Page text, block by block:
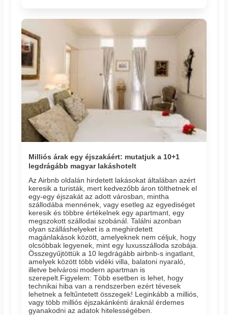
Milliós árak egy éjszakáért: mutatjuk a 10+1
legdrágább magyar lakáshotelt
Az Airbnb oldalán hirdetett lakásokat általában azért
keresik a turisták, mert kedvezőbb áron tölthetnek el
egy-egy éjszakát az adott városban, mintha
szállodába mennének, vagy esetleg az egyediséget
keresik és többre értékelnek egy apartmant, egy
megszokott szállodai szobánál. Találni azonban
olyan szálláshelyeket is a meghirdetett
magánlakások között, amelyeknek nem céljuk, hogy
olcsóbbak legyenek, mint egy luxusszálloda szobája.
Összegyűjtöttük a 10 legdrágább airbnb-s ingatlant,
amelyek között több vidéki villa, balatoni nyaraló,
illetve belvárosi modern apartman is
szerepelt.Figyelem: Több esetben is lehet, hogy
technikai hiba van a rendszerben ezért tévesek
lehetnek a feltűntetett összegek! Leginkább a milliós,
vagy több milliós éjszakánkénti áraknál érdemes
gyanakodni az adatok hitelességében.